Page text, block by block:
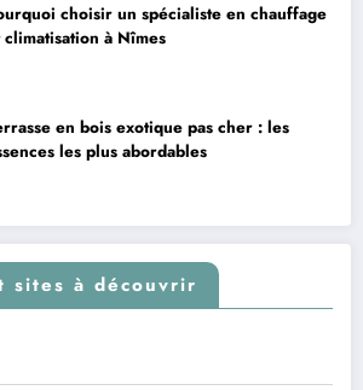
choisir un spécialiste en chauffage
climatisation à Nîmes
en bois exotique pas cher : les
les plus abordables
sites à découvrir